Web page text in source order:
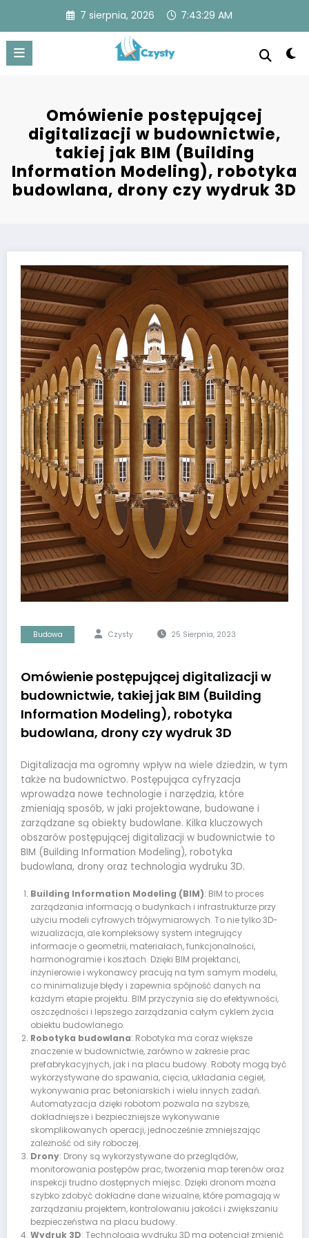
content
7 sierpnia, 2026 7:43:29 AM
świeżym powietrzem, zapewniająca komfort i zdrowie.
Omówienie postępującej
digitalizacji w budownictwie,
takiej jak BIM (Building
Information Modeling), robotyka
budowlana, drony czy wydruk 3D
Budowa Czysty 25 Sierpnia, 2023
Omówienie postępującej digitalizacji w
budownictwie, takiej jak BIM (Building
Information Modeling), robotyka
budowlana, drony czy wydruk 3D
Digitalizacja ma ogromny wpływ na wiele dziedzin, w tym
także na budownictwo. Postępująca cyfryzacja
wprowadza nowe technologie i narzędzia, które
zmieniają sposób, w jaki projektowane, budowane i
zarządzane są obiekty budowlane. Kilka kluczowych
obszarów postępującej digitalizacji w budownictwie to
BIM (Building Information Modeling), robotyka
budowlana, drony oraz technologia wydruku 3D.
Building Information Modeling (BIM): BIM to proces
zarządzania informacją o budynkach i infrastrukturze przy
użyciu modeli cyfrowych trójwymiarowych. To nie tylko 3D-
wizualizacja, ale kompleksowy system integrujący
informacje o geometrii, materiałach, funkcjonalności,
harmonogramie i kosztach. Dzięki BIM projektanci,
inżynierowie i wykonawcy pracują na tym samym modelu,
co minimalizuje błędy i zapewnia spójność danych na
każdym etapie projektu. BIM przyczynia się do efektywności,
oszczędności i lepszego zarządzania całym cyklem życia
obiektu budowlanego.
Robotyka budowlana: Robotyka ma coraz większe
znaczenie w budownictwie, zarówno w zakresie prac
prefabrykacyjnych, jak i na placu budowy. Roboty mogą być
wykorzystywane do spawania, cięcia, układania cegieł,
wykonywania prac betoniarskich i wielu innych zadań.
Automatyzacja dzięki robotom pozwala na szybsze,
dokładniejsze i bezpieczniejsze wykonywanie
skomplikowanych operacji, jednocześnie zmniejszając
zależność od siły roboczej.
Drony: Drony są wykorzystywane do przeglądów,
monitorowania postępów prac, tworzenia map terenów oraz
inspekcji trudno dostępnych miejsc. Dzięki dronom można
szybko zdobyć dokładne dane wizualne, które pomagają w
zarządzaniu projektem, kontrolowaniu jakości i zwiększaniu
bezpieczeństwa na placu budowy.
Wydruk 3D: Technologia wydruku 3D ma potencjał zmienić